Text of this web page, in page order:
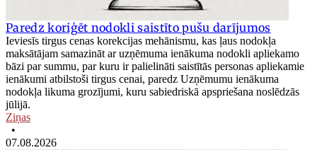
Paredz koriģēt nodokli saistīto pušu darījumos
Ieviesīs tirgus cenas korekcijas mehānismu, kas ļaus nodokļa
maksātājam samazināt ar uzņēmuma ienākuma nodokli apliekamo
bāzi par summu, par kuru ir palielināti saistītās personas apliekamie
ienākumi atbilstoši tirgus cenai, paredz Uzņēmumu ienākuma
nodokļa likuma grozījumi, kuru sabiedriskā apspriešana noslēdzās
jūlijā.
Ziņas
•
07.08.2026